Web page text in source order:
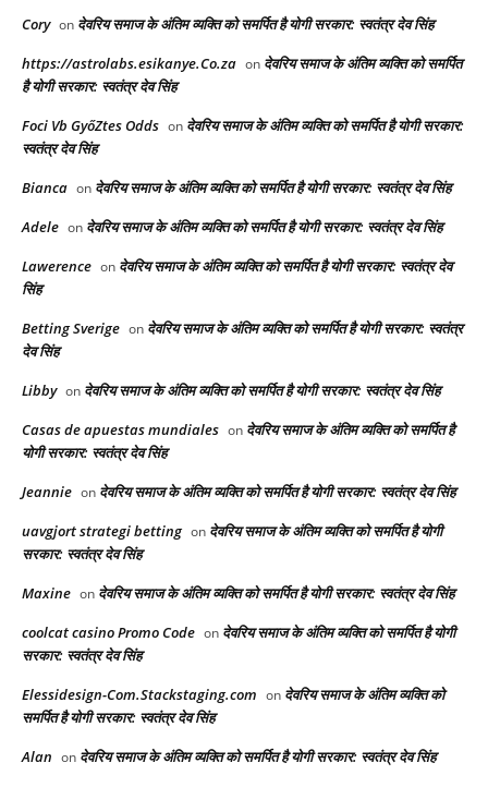
Cory on देवरिय समाज के अंतिम व्यक्ति को समर्पित है योगी सरकार: स्वतंत्र देव सिंह
https://astrolabs.esikanye.Co.za on देवरिय समाज के अंतिम व्यक्ति को समर्पित
है योगी सरकार: स्वतंत्र देव सिंह
Foci Vb GyőZtes Odds on देवरिय समाज के अंतिम व्यक्ति को समर्पित है योगी सरकार:
स्वतंत्र देव सिंह
Bianca on देवरिय समाज के अंतिम व्यक्ति को समर्पित है योगी सरकार: स्वतंत्र देव सिंह
Adele on देवरिय समाज के अंतिम व्यक्ति को समर्पित है योगी सरकार: स्वतंत्र देव सिंह
Lawerence on देवरिय समाज के अंतिम व्यक्ति को समर्पित है योगी सरकार: स्वतंत्र देव
सिंह
Betting Sverige on देवरिय समाज के अंतिम व्यक्ति को समर्पित है योगी सरकार: स्वतंत्र
देव सिंह
Libby on देवरिय समाज के अंतिम व्यक्ति को समर्पित है योगी सरकार: स्वतंत्र देव सिंह
Casas de apuestas mundiales on देवरिय समाज के अंतिम व्यक्ति को समर्पित है
योगी सरकार: स्वतंत्र देव सिंह
Jeannie on देवरिय समाज के अंतिम व्यक्ति को समर्पित है योगी सरकार: स्वतंत्र देव सिंह
uavgjort strategi betting on देवरिय समाज के अंतिम व्यक्ति को समर्पित है योगी
सरकार: स्वतंत्र देव सिंह
Maxine on देवरिय समाज के अंतिम व्यक्ति को समर्पित है योगी सरकार: स्वतंत्र देव सिंह
coolcat casino Promo Code on देवरिय समाज के अंतिम व्यक्ति को समर्पित है योगी
सरकार: स्वतंत्र देव सिंह
Elessidesign-Com.Stackstaging.com on देवरिय समाज के अंतिम व्यक्ति को
समर्पित है योगी सरकार: स्वतंत्र देव सिंह
Alan on देवरिय समाज के अंतिम व्यक्ति को समर्पित है योगी सरकार: स्वतंत्र देव सिंह